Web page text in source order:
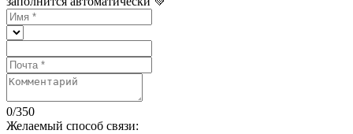
0/350
Желаемый способ связи: